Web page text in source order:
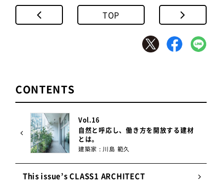
TOP
CONTENTS
Vol.16
自然と呼応し、働き方を開放する建材
とは。
建築家 : 川島 範久
This issue’s CLASS1 ARCHITECT